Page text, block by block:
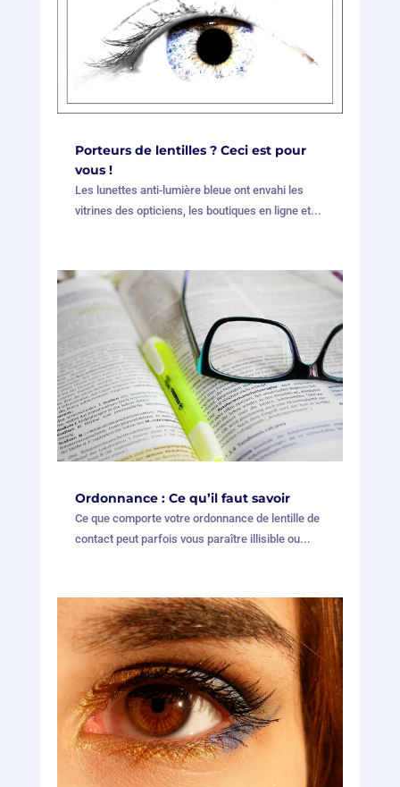
Porteurs de lentilles ? Ceci est pour
vous !
Les lunettes anti-lumière bleue ont envahi les
vitrines des opticiens, les boutiques en ligne et...
Ordonnance : Ce qu’il faut savoir
Ce que comporte votre ordonnance de lentille de
contact peut parfois vous paraître illisible ou...